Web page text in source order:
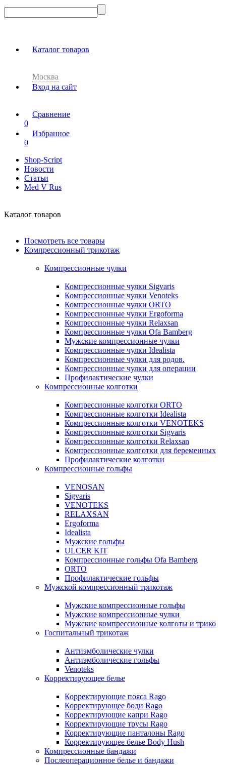
Каталог товаров
Москва
Вход на сайт
Сравнение
0
Избранное
0
Shop-Script
Новости
Статьи
Med V Rus
Каталог товаров
Посмотреть все товары
Компрессионный трикотаж
Компрессионные чулки
Компрессионные чулки Sigvaris
Компрессионные чулки Venoteks
Компрессионные чулки ORTO
Компрессионные чулки Ergoforma
Компрессионные чулки Relaxsan
Компрессионные чулки Ofa Bamberg
Мужские компрессионные чулки
Компрессионные чулки Idealista
Компрессионные чулки для родов.
Компрессионные чулки для операции
Профилактические чулки
Компрессионные колготки
Компрессионные колготки ORTO
Компрессионные колготки Idealista
Компрессионные колготки VENOTEKS
Компрессионные колготки Sigvaris
Компрессионные колготки Relaxsan
Компрессионные колготки для беременных
Профилактические колготки
Компрессионные гольфы
VENOSAN
Sigvaris
VENOTEKS
RELAXSAN
Ergoforma
Idealista
Мужские гольфы
ULCER KIT
Компрессионные гольфы Ofa Bamberg
ORTO
Профилактические гольфы
Мужской компрессионный трикотаж
Мужские компрессионные гольфы
Мужские компрессионные чулки
Мужские компрессионные колготы и трико
Госпитальный трикотаж
Антиэмболические чулки
Антиэмболические гольфы
Venoteks
Корректирующее белье
Корректирующие пояса Rago
Корректирующее боди Rago
Корректирующие капри Rago
Корректирующие трусы Rago
Корректирующие панталоны Rago
Корректирующее белье Body Hush
Компрессионные бандажи
Послеоперационное белье и бандажи